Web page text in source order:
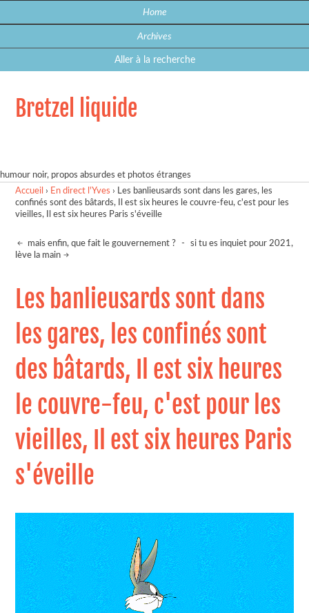
Home
Archives
Aller à la recherche
Bretzel liquide
humour noir, propos absurdes et photos étranges
Accueil › En direct l'Yves › Les banlieusards sont dans les gares, les
confinés sont des bâtards, Il est six heures le couvre-feu, c'est pour les
vieilles, Il est six heures Paris s'éveille
mais enfin, que fait le gouvernement ? -
si tu es inquiet pour 2021,
lève la main
Les banlieusards sont dans
les gares, les confinés sont
des bâtards, Il est six heures
le couvre-feu, c'est pour les
vieilles, Il est six heures Paris
s'éveille